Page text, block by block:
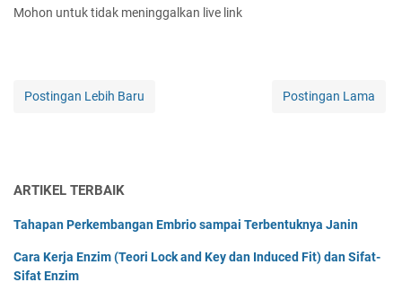
Mohon untuk tidak meninggalkan live link
Postingan Lebih Baru Postingan Lama
ARTIKEL TERBAIK
Tahapan Perkembangan Embrio sampai Terbentuknya Janin
Cara Kerja Enzim (Teori Lock and Key dan Induced Fit) dan Sifat-
Sifat Enzim